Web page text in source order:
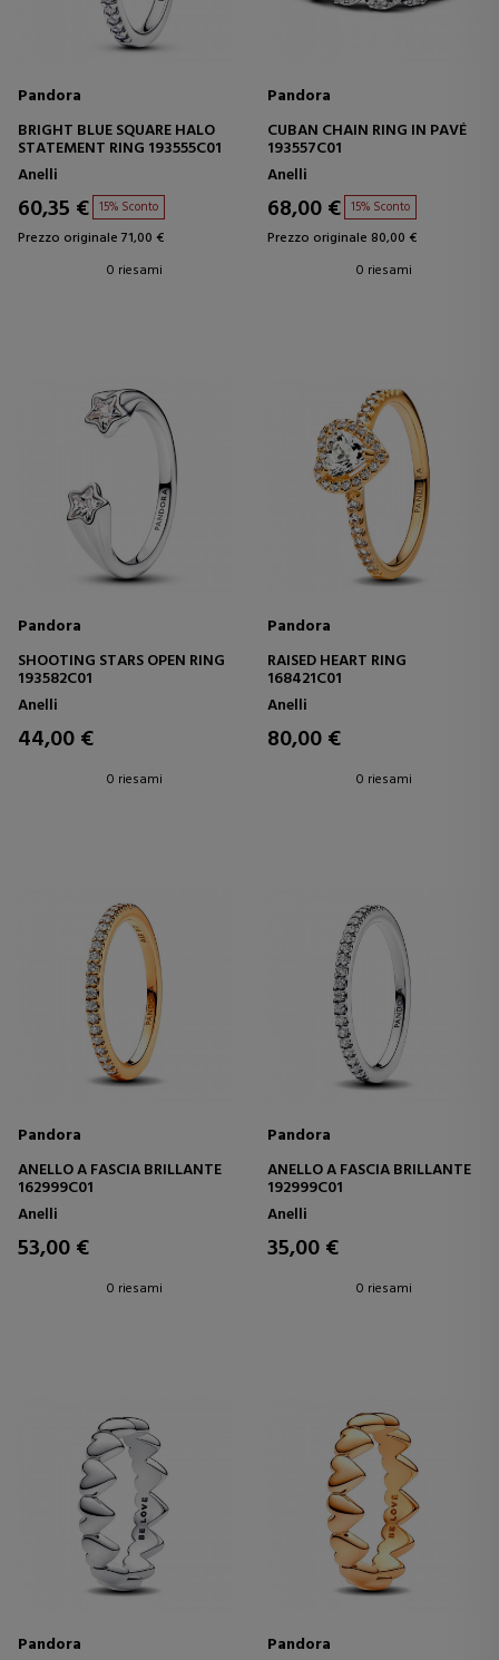
Pandora
BRIGHT BLUE SQUARE HALO
STATEMENT RING 193555C01
Anelli
60,35 € 15% Sconto
Prezzo originale 71,00 €
0 riesami
Pandora
CUBAN CHAIN RING IN PAVÉ
193557C01
Anelli
68,00 € 15% Sconto
Prezzo originale 80,00 €
0 riesami
Pandora
SHOOTING STARS OPEN RING
193582C01
Anelli
44,00 €
0 riesami
Pandora
RAISED HEART RING
168421C01
Anelli
80,00 €
0 riesami
Pandora
ANELLO A FASCIA BRILLANTE
162999C01
Anelli
53,00 €
0 riesami
Pandora
ANELLO A FASCIA BRILLANTE
192999C01
Anelli
35,00 €
0 riesami
Pandora Pandora